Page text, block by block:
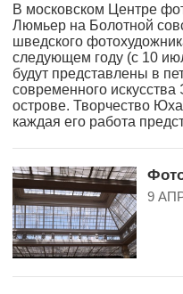
В московском Центре
Люмьер на Болотной
шведского
следующем году (с 10
будут представлены в
современного
острове. Творчество
каждая его работа
9